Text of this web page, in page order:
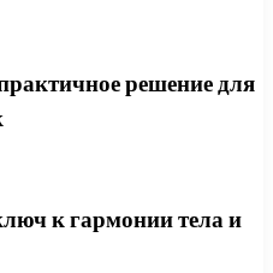
решение для
к гармонии тела и